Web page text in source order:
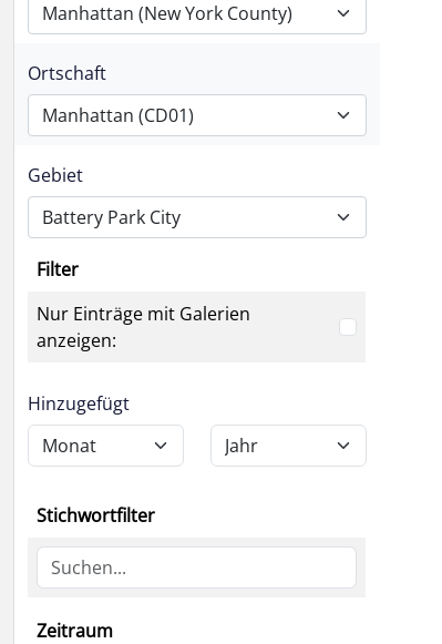
Manhattan (New York County)
Ortschaft
Manhattan (CD01)
Gebiet
Battery Park City
Filter
Nur Einträge mit Galerien
anzeigen:
Hinzugefügt
Stichwortfilter
Zeitraum